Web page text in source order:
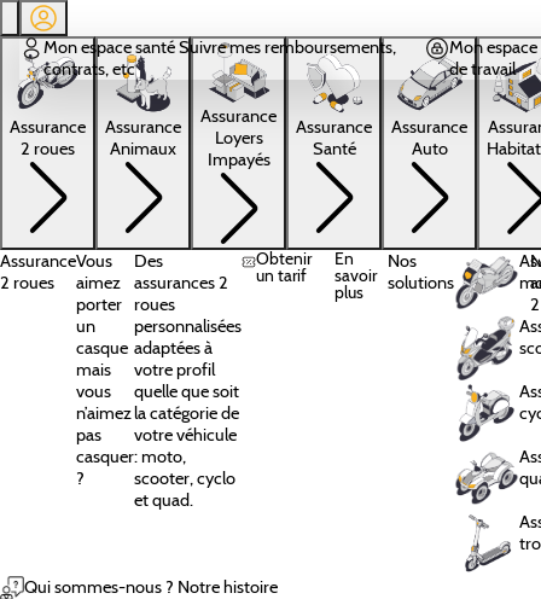
Aller au contenu principal
Mon espace santéSuivre mes remboursements,
contrats, etc
Mon
de travail
Assurance
2 roues
Assurance
Animaux
Assurance
Loyers
Impayés
Assurance
Santé
Assurance
Auto
Assurance
2 roues
Vous
aimez
porter
un
casque
mais
vous
n’aimez
pas
casquer
?
Des
assurances 2
roues
personnalisées
adaptées à
votre profil
quelle que soit
la catégorie de
votre véhicule
: moto,
scooter, cyclo
et quad.
Obtenir
un tarif
En
savoir
plus
Nos
solutions
Qui sommes-nous ? Notre histoire